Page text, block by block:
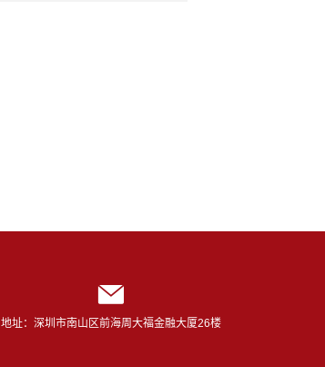
地址：深圳市南山区前海周大福金融大厦26楼